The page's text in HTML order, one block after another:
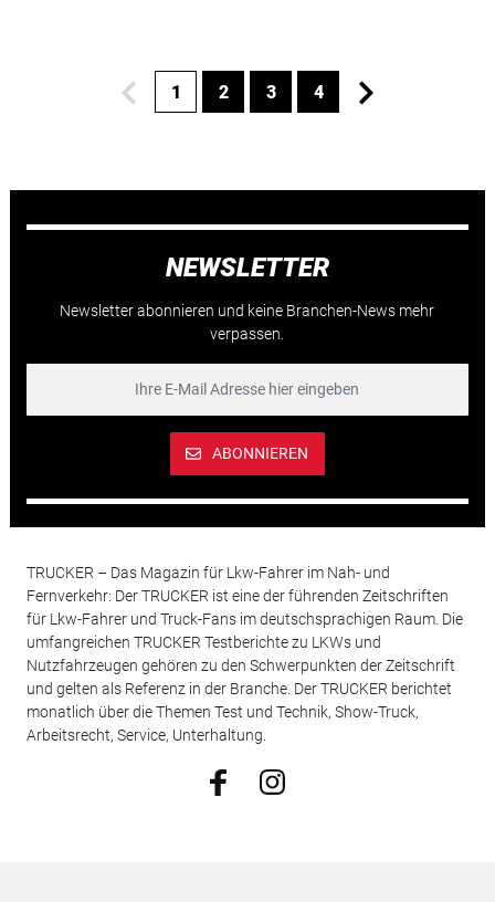
1 2 3 4
NEWSLETTER
Newsletter abonnieren und keine Branchen-News mehr
verpassen.
ABONNIEREN
TRUCKER – Das Magazin für Lkw-Fahrer im Nah- und
Fernverkehr: Der TRUCKER ist eine der führenden Zeitschriften
für Lkw-Fahrer und Truck-Fans im deutschsprachigen Raum. Die
umfangreichen TRUCKER Testberichte zu LKWs und
Nutzfahrzeugen gehören zu den Schwerpunkten der Zeitschrift
und gelten als Referenz in der Branche. Der TRUCKER berichtet
monatlich über die Themen Test und Technik, Show-Truck,
Arbeitsrecht, Service, Unterhaltung.